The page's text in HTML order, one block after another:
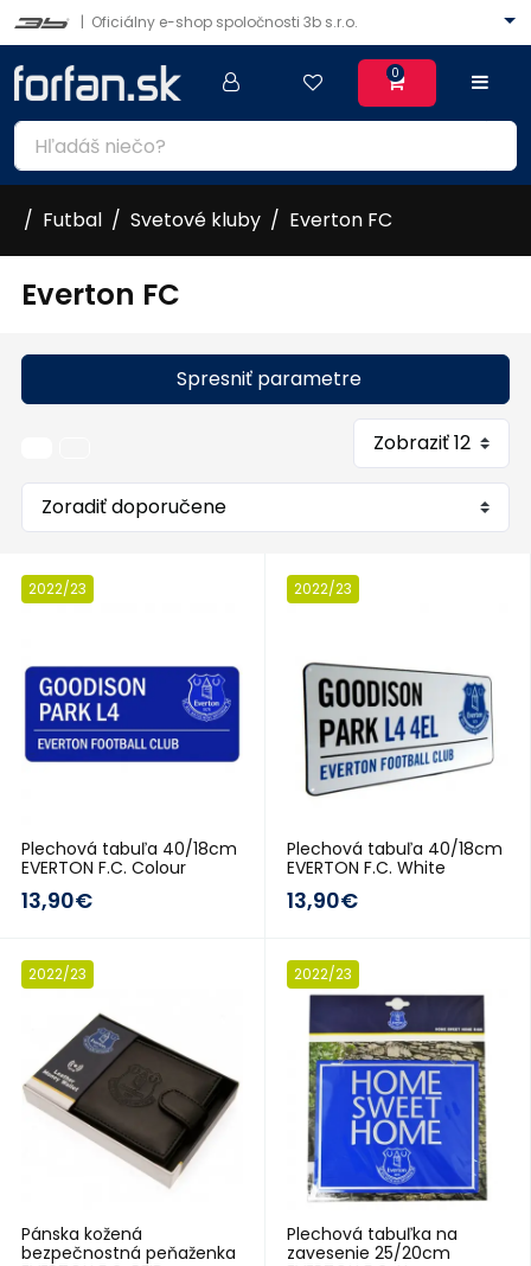
| Oficiálny e-shop spoločnosti 3b s.r.o.
0
Futbal Svetové kluby Everton FC
Everton FC
Spresniť parametre
2022/23
Plechová tabuľa 40/18cm
EVERTON F.C. Colour
13,90€
2022/23
Plechová tabuľa 40/18cm
EVERTON F.C. White
13,90€
2022/23
Pánska kožená
bezpečnostná peňaženka
2022/23
Plechová tabuľka na
zavesenie 25/20cm